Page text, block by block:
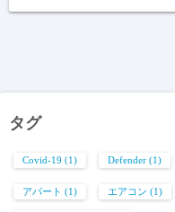
タグ
Covid-19 (1) Defender (1)
アパート (1) エアコン (1)